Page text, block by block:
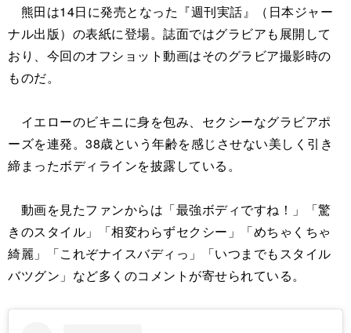
熊田は14日に発売となった『週刊実話』（日本ジャー
ナル出版）の表紙に登場。誌面ではグラビアも展開して
おり、今回のオフショット動画はそのグラビア撮影時の
ものだ。
イエローのビキニに身を包み、セクシーなグラビアポ
ーズを連発。38歳という年齢を感じさせない美しく引き
締まったボディラインを披露している。
動画を見たファンからは「最強ボディですね！」「驚
きのスタイル」「相変わらずセクシー」「めちゃくちゃ
綺麗」「これぞナイスバディっ」「いつまでもスタイル
バツグン」など多くのコメントが寄せられている。